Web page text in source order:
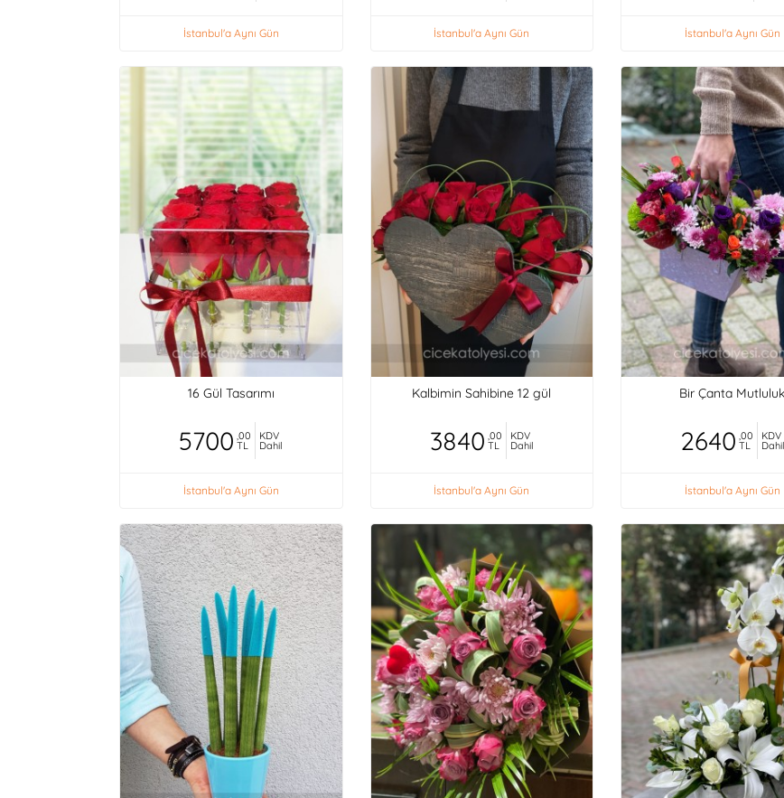
İstanbul'a Aynı Gün İstanbul'a Aynı Gün İstanbul'a Aynı Gün
16 Gül Tasarımı
5700 ,00
TL
KDV
Dahil
İstanbul'a Aynı Gün
Kalbimin Sahibine 12 gül
3840 ,00
TL
KDV
Dahil
İstanbul'a Aynı Gün
Bir Çanta Mutluluk
2640 ,00
TL
KDV
Dahil
İstanbul'a Aynı Gün